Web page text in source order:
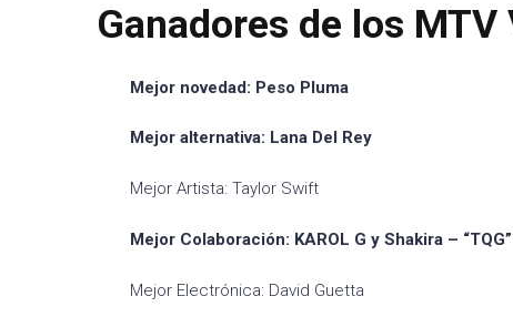
Ganadores de los MTV
Mejor novedad: Peso Pluma
Mejor alternativa: Lana Del Rey
Mejor Artista: Taylor Swift
Mejor Colaboración: KAROL G y Shakira – “TQG”
Mejor Electrónica: David Guetta